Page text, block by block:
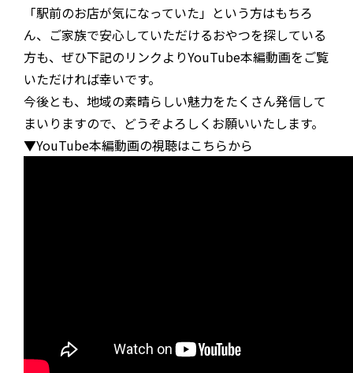
「駅前のお店が気になっていた」という方はもちろ
ん、ご家族で安心していただけるおやつを探している
方も、ぜひ下記のリンクよりYouTube本編動画をご覧
いただければ幸いです。
今後とも、地域の素晴らしい魅力をたくさん発信して
まいりますので、どうぞよろしくお願いいたします。
▼YouTube本編動画の視聴はこちらから